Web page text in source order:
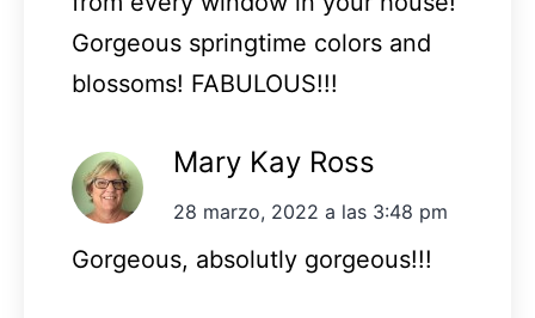
Gorgeous springtime colors and
blossoms! FABULOUS!!!
Mary Kay Ross
28 marzo, 2022 a las 3:48 pm
Gorgeous, absolutly gorgeous!!!